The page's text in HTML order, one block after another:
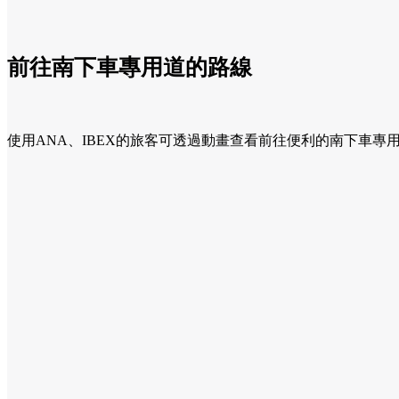
前往南下車專用道的路線
使用ANA、IBEX的旅客可透過動畫查看前往便利的南下車專用